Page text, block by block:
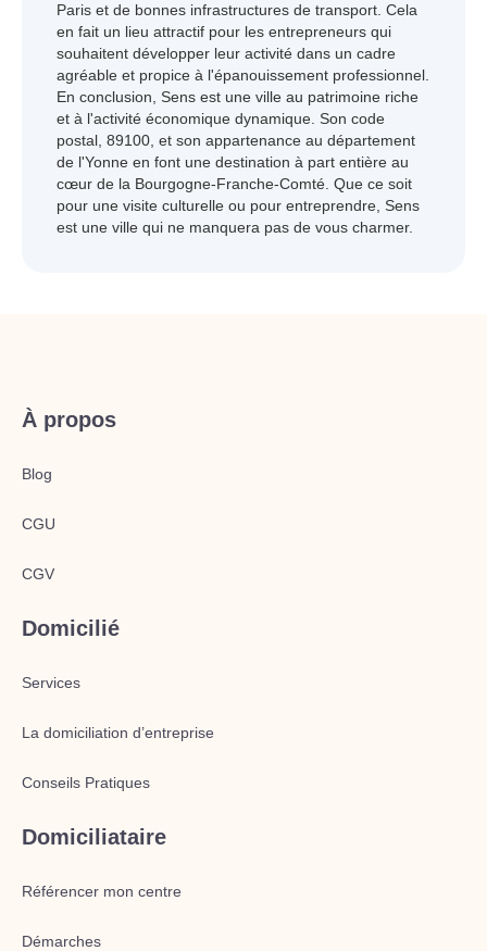
Paris et de bonnes infrastructures de transport. Cela
en fait un lieu attractif pour les entrepreneurs qui
souhaitent développer leur activité dans un cadre
agréable et propice à l'épanouissement professionnel.
En conclusion, Sens est une ville au patrimoine riche
et à l'activité économique dynamique. Son code
postal, 89100, et son appartenance au département
de l'Yonne en font une destination à part entière au
cœur de la Bourgogne-Franche-Comté. Que ce soit
pour une visite culturelle ou pour entreprendre, Sens
est une ville qui ne manquera pas de vous charmer.
À propos
Blog
CGU
CGV
Domicilié
Services
La domiciliation d’entreprise
Conseils Pratiques
Domiciliataire
Référencer mon centre
Démarches